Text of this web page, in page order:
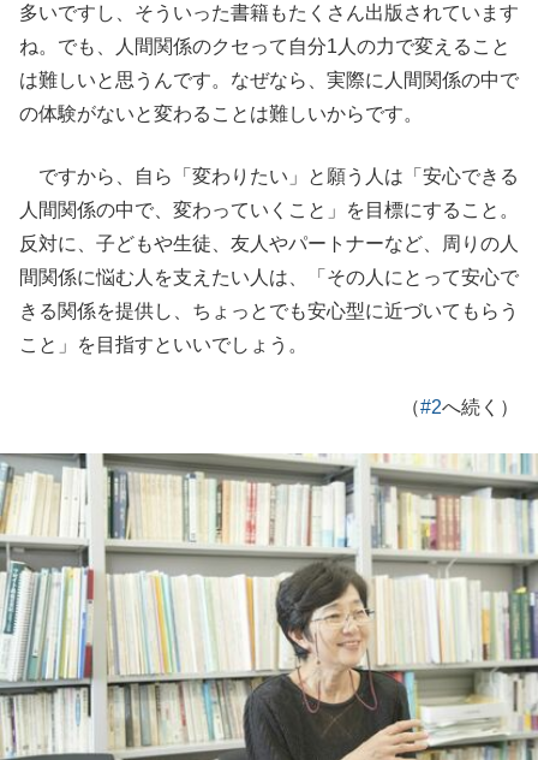
多いですし、そういった書籍もたくさん出版されています
ね。でも、人間関係のクセって自分1人の力で変えること
は難しいと思うんです。なぜなら、実際に人間関係の中で
の体験がないと変わることは難しいからです。
ですから、自ら「変わりたい」と願う人は「安心できる
人間関係の中で、変わっていくこと」を目標にすること。
反対に、子どもや生徒、友人やパートナーなど、周りの人
間関係に悩む人を支えたい人は、「その人にとって安心で
きる関係を提供し、ちょっとでも安心型に近づいてもらう
こと」を目指すといいでしょう。
（#2へ続く）